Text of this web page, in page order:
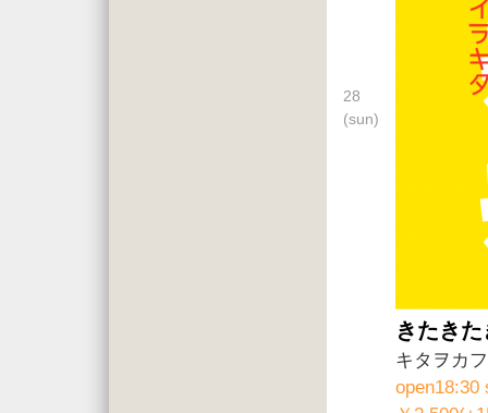
28
(sun)
きたき
キタヲカ
open18:30